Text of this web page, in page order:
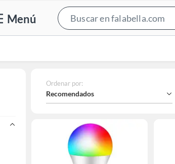
Menú
Ordenar por:
Recomendados